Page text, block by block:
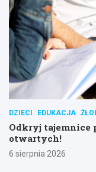
DZIECI EDUKACJA
Odkryj tajemnice
otwartych!
6 sierpnia 2026